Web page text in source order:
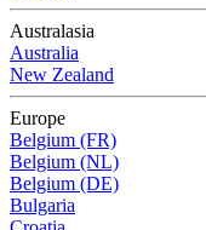
Australasia
Australia
New Zealand
Europe
Belgium (FR)
Belgium (NL)
Belgium (DE)
Bulgaria